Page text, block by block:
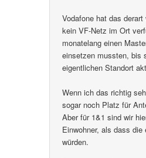
Vodafone hat das
kein VF-Netz im Ort
monatelang einen
einsetzen mussten, bis
eigentlichen Standort
Wenn ich das richtig
sogar noch Platz für
Aber für 1&1 sind wir
Einwohner, als dass
würden.